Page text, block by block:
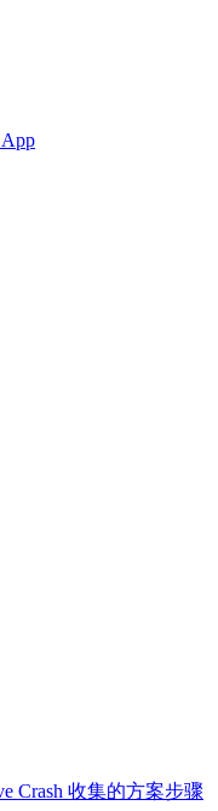
Crash 收集的方案步骤